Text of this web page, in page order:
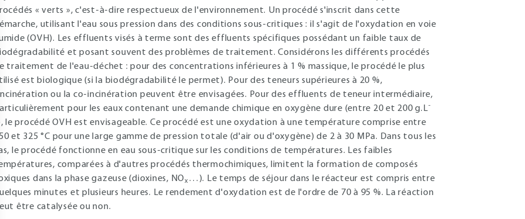
« verts », c'est-à-dire respectueux de l'environnement. Un procédé s'inscrit dans cette
utilisant l'eau sous pression dans des conditions sous-critiques : il s'agit de l'oxydation en voie
(OVH). Les effluents visés à terme sont des effluents spécifiques possédant un faible taux de
et posant souvent des problèmes de traitement. Considérons les différents procédés
traitement de l'eau-déchet : pour des concentrations inférieures à 1 % massique, le procédé le plus
est biologique (si la biodégradabilité le permet). Pour des teneurs supérieures à 20 %,
ou la co-incinération peuvent être envisagées. Pour des effluents de teneur intermédiaire,
pour les eaux contenant une demande chimique en oxygène dure (entre 20 et 200 g.L-
le procédé OVH est envisageable. Ce procédé est une oxydation à une température comprise entre
et 325 °C pour une large gamme de pression totale (d'air ou d'oxygène) de 2 à 30 MPa. Dans tous les
le procédé fonctionne en eau sous-critique sur les conditions de températures. Les faibles
comparées à d'autres procédés thermochimiques, limitent la formation de composés
dans la phase gazeuse (dioxines, NOx …). Le temps de séjour dans le réacteur est compris entre
minutes et plusieurs heures. Le rendement d'oxydation est de l'ordre de 70 à 95 %. La réaction
être catalysée ou non.